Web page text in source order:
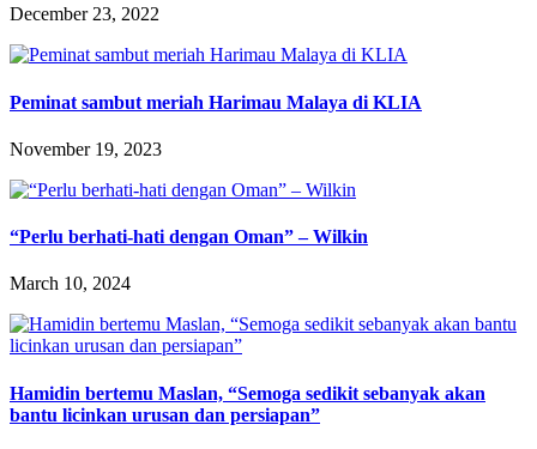
December 23, 2022
Peminat sambut meriah Harimau Malaya di KLIA
November 19, 2023
“Perlu berhati-hati dengan Oman” – Wilkin
March 10, 2024
Hamidin bertemu Maslan, “Semoga sedikit sebanyak akan
bantu licinkan urusan dan persiapan”